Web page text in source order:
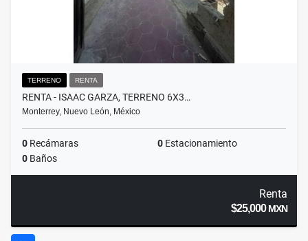
TERRENO RENTA
RENTA - ISAAC GARZA, TERRENO 6X3…
Monterrey, Nuevo León, México
0 Recámaras 0 Estacionamiento
0 Baños
Renta
$25,000MXN